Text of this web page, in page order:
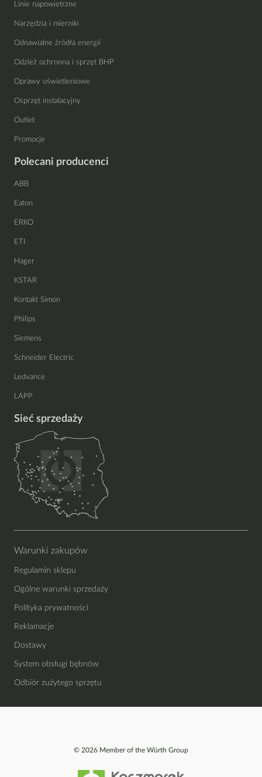
Linie napowietrzne
Narzędzia i mierniki
Odnawialne źródła energii
Odzież ochronna i sprzęt BHP
Oprawy oświetleniowe
Osprzęt instalacyjny
Outlet
Promocje
Polecani producenci
ABB
Eaton
ERKO
ETI
Hager
KSTAR
Kontakt Simon
Philips
Siemens
Schneider Electric
Ledvance
LAPP
Sieć sprzedaży
Warunki zakupów
Regulamin sklepu
Ogólne warunki sprzedaży
Polityka prywatności
Reklamacje
Dostawy
System obsługi bębnów
Odbiór zużytego sprzętu
© 2026 Member of the Würth Group